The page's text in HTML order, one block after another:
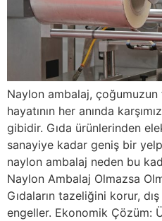
Naylon ambalaj,
hayatının her anında
gibidir. Gıda ürünlerinden
sanayiye kadar geniş bir
naylon ambalaj neden bu
Naylon Ambalaj Olmazsa
Gıdaların tazeliğini korur,
engeller. Ekonomik Çözüm: